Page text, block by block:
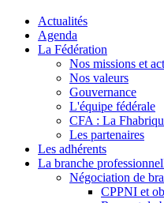
Actualités
Agenda
La Fédération
Nos missions et
Nos valeurs
Gouvernance
L'équipe fédérale
CFA : La
Les partenaires
Les adhérents
La branche
Négociation de
CPPNI et